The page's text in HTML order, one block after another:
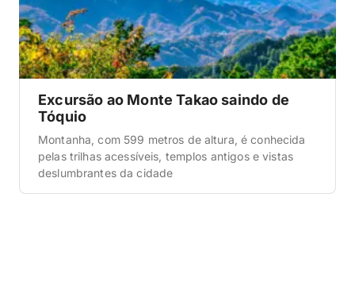
Excursão ao Monte Takao saindo de
Tóquio
Montanha, com 599 metros de altura, é conhecida
pelas trilhas acessíveis, templos antigos e vistas
deslumbrantes da cidade